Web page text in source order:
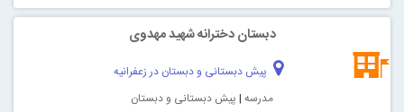
دبستان دخترانه شهید مهدوی
پیش دبستانی و دبستان در زعفرانیه
مدرسه | پیش دبستانی و دبستان